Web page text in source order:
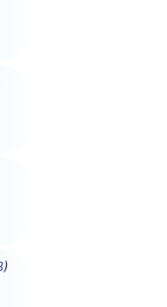
)